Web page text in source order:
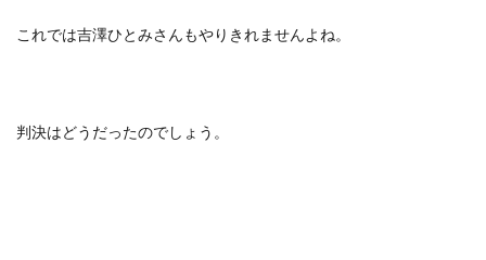
これでは吉澤ひとみさんもやりきれませんよね。
判決はどうだったのでしょう。